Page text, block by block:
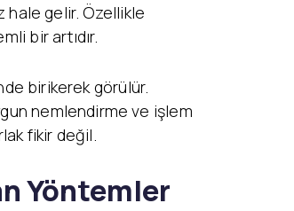
hale gelir. Özellikle
bir artıdır.
birikerek görülür.
nemlendirme ve işlem
fikir değil.
Yöntemler